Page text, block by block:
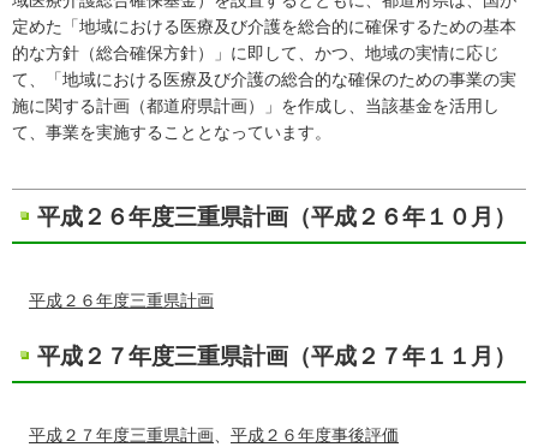
定めた「地域における医療及び介護を総合的に確保するための基本
的な方針（総合確保方針）」に即して、かつ、地域の実情に応じ
て、「地域における医療及び介護の総合的な確保のための事業の実
施に関する計画（都道府県計画）」を作成し、当該基金を活用し
て、事業を実施することとなっています。
平成２６年度三重県計画（平成２６年１０月）
平成２６年度三重県計画
平成２７年度三重県計画（平成２７年１１月）
平成２７年度三重県計画、